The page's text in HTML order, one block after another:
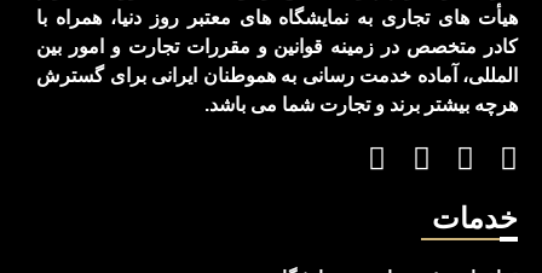
هیأت های تجاری به نمایشگاه های معتبر روز دنیا، همراه با
کادر متخصص در زمینه قوانین و مقررات تجارت و امور بین
المللی، آماده خدمت رسانی به هموطنان ایرانی برای گسترش
هرچه بیشتر برند و تجارت شما می باشد.
خدمات